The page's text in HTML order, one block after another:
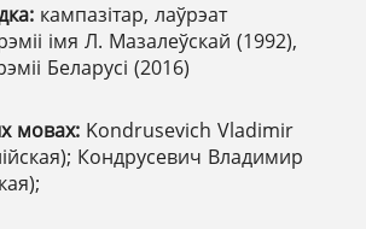
кампазітар, лаўрэат
імя Л. Мазалеўскай (1992),
Беларусі (2016)
мовах: Kondrusevich Vladimir
Кондрусевич Владимир